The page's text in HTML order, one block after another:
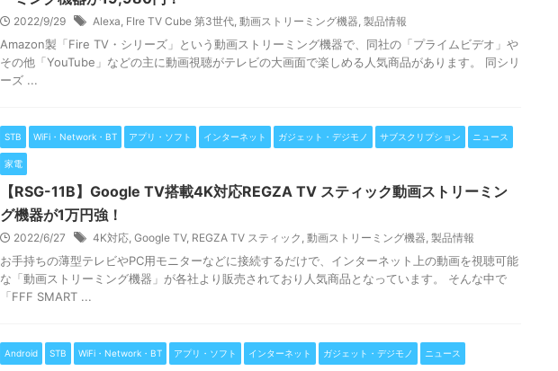
2022/9/29 Alexa, FIre TV Cube 第3世代, 動画ストリーミング機器, 製品情報
Amazon製「Fire TV・シリーズ」という動画ストリーミング機器で、同社の「プライムビデオ」や
その他「YouTube」などの主に動画視聴がテレビの大画面で楽しめる人気商品があります。 同シリ
ーズ ...
STB WiFi・Network・BT アプリ・ソフト インターネット ガジェット・デジモノ サブスクリプション ニュース
家電
【RSG-11B】Google TV搭載4K対応REGZA TV スティック動画ストリーミン
グ機器が1万円強！
2022/6/27 4K対応, Google TV, REGZA TV スティック , 動画ストリーミング機器, 製品情報
お手持ちの薄型テレビやPC用モニターなどに接続するだけで、インターネット上の動画を視聴可能
な「動画ストリーミング機器」が各社より販売されており人気商品となっています。 そんな中で
「FFF SMART ...
Android STB WiFi・Network・BT アプリ・ソフト インターネット ガジェット・デジモノ ニュース